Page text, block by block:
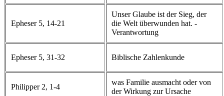
Epheser 5, 14-21
Unser Glaube ist der Sieg, der
die Welt überwunden hat. -
Verantwortung
Epheser 5, 31-32 Biblische Zahlenkunde
Philipper 2, 1-4
was Familie ausmacht oder von
der Wirkung zur Ursache